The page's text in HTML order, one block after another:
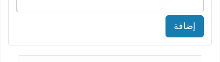
إضافة